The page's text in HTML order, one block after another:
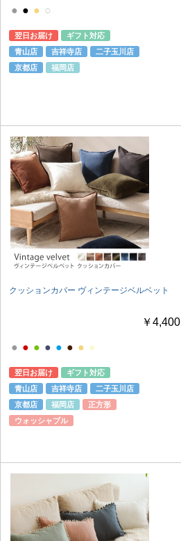
● ● ● ○
翌日お届け
ギフト対応
青山店
吉祥寺店
二子玉川店
京都店
福岡店
クッションカバー ヴィンテージベルベット
￥4,400
● ● ● ● ● ● ● ●
翌日お届け
ギフト対応
青山店
吉祥寺店
二子玉川店
京都店
福岡店
正方形
ウォッシャブル